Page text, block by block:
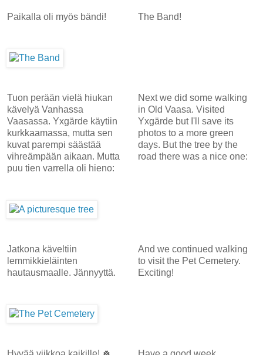
Paikalla oli myös bändi! The Band!
Tuon perään vielä hiukan
kävelyä Vanhassa
Vaasassa. Yxgärde käytiin
kurkkaamassa, mutta sen
kuvat parempi säästää
vihreämpään aikaan. Mutta
puu tien varrella oli hieno:
Next we did some walking
in Old Vaasa. Visited
Yxgärde but I'll save its
photos to a more green
days. But the tree by the
road there was a nice one:
Jatkona käveltiin
lemmikkieläinten
hautausmaalle. Jännyyttä.
And we continued walking
to visit the Pet Cemetery.
Exciting!